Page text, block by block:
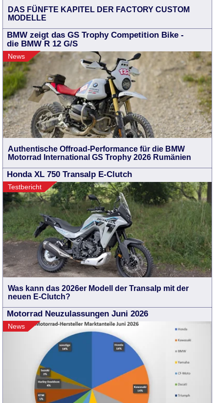
DAS FÜNFTE KAPITEL DER FACTORY CUSTOM
MODELLE
BMW zeigt das GS Trophy Competition Bike -
die BMW R 12 G/S
News
Authentische Offroad-Performance für die BMW
Motorrad International GS Trophy 2026 Rumänien
Honda XL 750 Transalp E-Clutch
Testbericht
Was kann das 2026er Modell der Transalp mit der
neuen E-Clutch?
Motorrad Neuzulassungen Juni 2026
News